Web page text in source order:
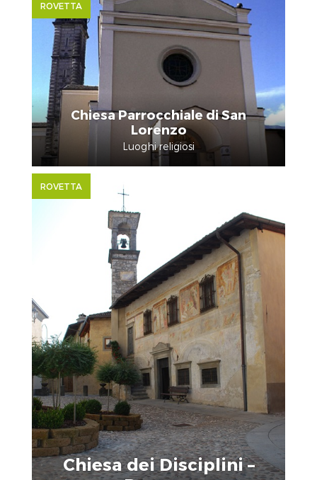
ROVETTA
Chiesa Parrocchiale di San
Lorenzo
Luoghi religiosi
ROVETTA
Chiesa dei Disciplini –